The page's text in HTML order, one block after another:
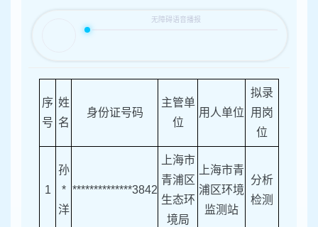
序
号
姓
名
身份证号码
主管单
位
用人单位
拟录
用岗
位
1
孙
*
洋
**************3842
上海市
青浦区
生态环
境局
上海市青
浦区环境
监测站
分析
检测